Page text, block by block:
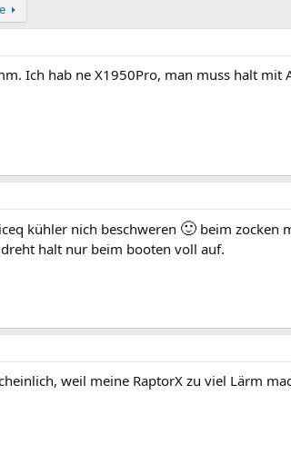
Ich hab ne X1950Pro, man muss halt mit
kühler nich beschweren 🙂 beim zocken
halt nur beim booten voll auf.
weil meine RaptorX zu viel Lärm